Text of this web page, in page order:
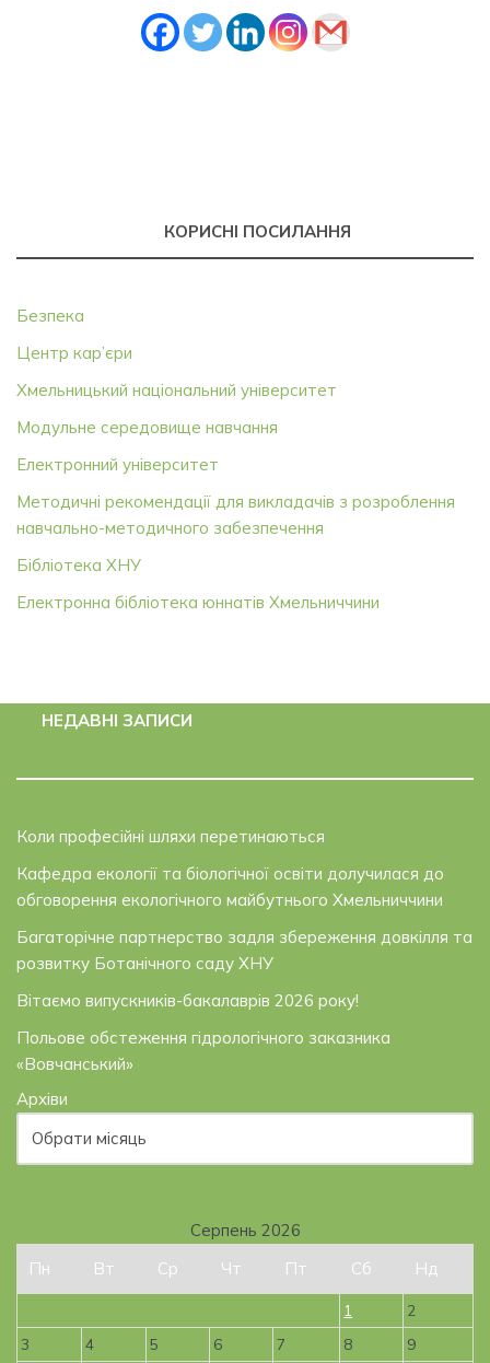
КОРИСНІ ПОСИЛАННЯ
Безпека
Центр кар’єри
Хмельницький національний університет
Модульне середовище навчання
Електронний університет
Методичні рекомендації для викладачів з розроблення
навчально-методичного забезпечення
Бібліотека ХНУ
Електронна бібліотека юннатів Хмельниччини
НЕДАВНІ ЗАПИСИ
Коли професійні шляхи перетинаються
Кафедра екології та біологічної освіти долучилася до
обговорення екологічного майбутнього Хмельниччини
Багаторічне партнерство задля збереження довкілля та
розвитку Ботанічного саду ХНУ
Вітаємо випускників-бакалаврів 2026 року!
Польове обстеження гідрологічного заказника
«Вовчанський»
Архіви
Серпень 2026
Пн
Вт Ср Чт Пт Сб Нд
1
2
3
4 5 6 7 8 9